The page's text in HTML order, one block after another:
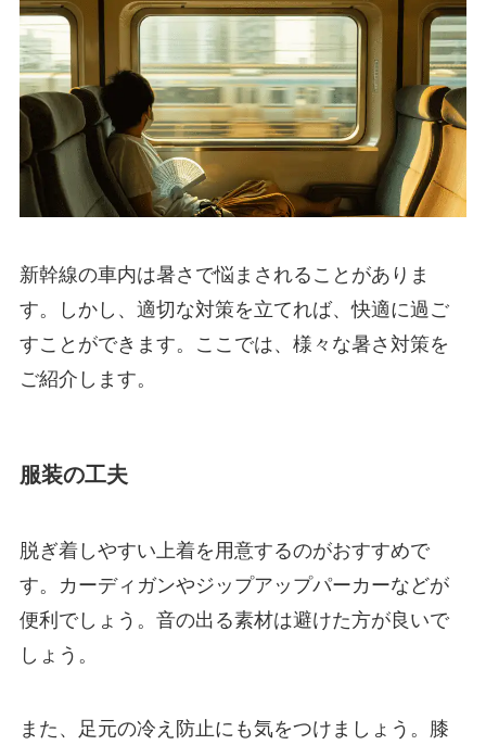
新幹線の車内は暑さで悩まされることがありま
す。しかし、適切な対策を立てれば、快適に過ご
すことができます。ここでは、様々な暑さ対策を
ご紹介します。
服装の工夫
脱ぎ着しやすい上着を用意するのがおすすめで
す。カーディガンやジップアップパーカーなどが
便利でしょう。音の出る素材は避けた方が良いで
しょう。
また、足元の冷え防止にも気をつけましょう。膝